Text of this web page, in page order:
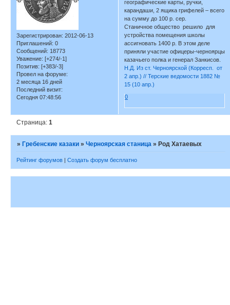
Зарегистрирован: 2012-06-13
Приглашений: 0
Сообщений: 18773
Уважение: [+274/-1]
Позитив: [+383/-3]
Провел на форуме:
2 месяца 16 дней
Последний визит:
Сегодня 07:48:56
географические карты, ручки,
карандаши, 2 ящика грифелей – всего
на сумму до 100 р. сер.
Станичное общество решило для
устройства помещения школы
ассигновать 1400 р. В этом деле
приняли участие офицеры-черноярцы
казачьего полка и генерал Занкисов.
Н.Д. Из ст. Черноярской (Корресп. от
2 апр.) // Терские ведомости 1882 №
15 (10 апр.)
0
Страница:1
» Гребенские казаки »Черноярская станица » Род Хатаевых
Рейтинг форумов Создать форум бесплатно